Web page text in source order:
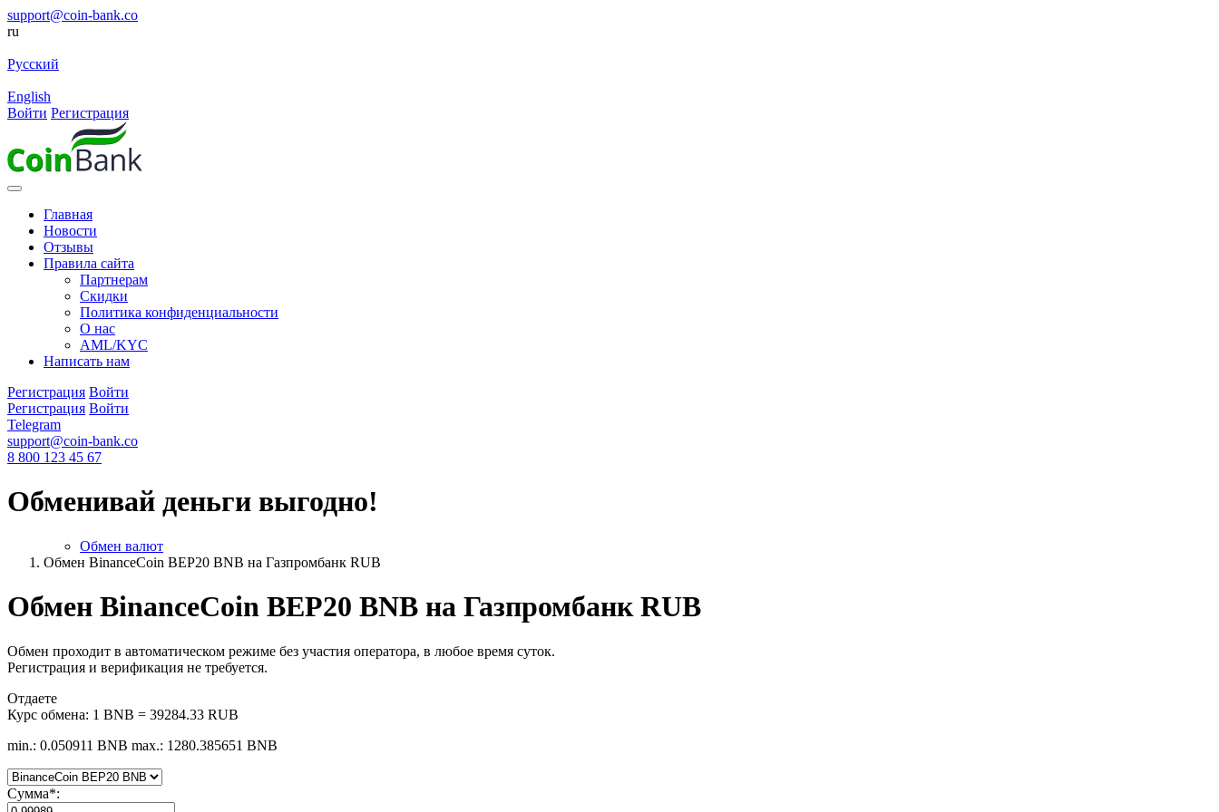
support@coin-bank.co
ru
Русский
English
Войти Регистрация
Главная
Новости
Отзывы
Правила сайта
Партнерам
Скидки
Политика конфиденциальности
О нас
AML/KYC
Написать нам
Регистрация Войти
Регистрация Войти
Telegram
support@coin-bank.co
8 800 123 45 67
Обменивай деньги выгодно!
Обмен валют
Обмен BinanceCoin BEP20 BNB на Газпромбанк RUB
Обмен BinanceCoin BEP20 BNB на Газпромбанк RUB
Обмен проходит в автоматическом режиме без участия оператора, в любое время суток.
Регистрация и верификация не требуется.
Отдаете
Курс обмена: 1 BNB = 39284.33 RUB
min.: 0.050911 BNB max.: 1280.385651 BNB
Сумма*: